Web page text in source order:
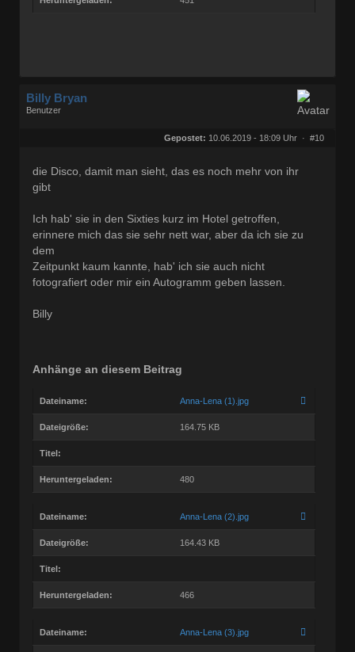
Billy Bryan
Benutzer
Gepostet: 10.06.2019 - 18:09 Uhr · #10
die Disco, damit man sieht, das es noch mehr von ihr
gibt
Ich hab' sie in den Sixties kurz im Hotel getroffen,
erinnere mich das sie sehr nett war, aber da ich sie zu
dem
Zeitpunkt kaum kannte, hab' ich sie auch nicht
fotografiert oder mir ein Autogramm geben lassen.
Billy
Anhänge an diesem Beitrag
Dateiname: Anna-Lena (1).jpg
Dateigröße: 164.75 KB
Titel:
Heruntergeladen: 480
Dateiname: Anna-Lena (2).jpg
Dateigröße: 164.43 KB
Titel:
Heruntergeladen: 466
Dateiname: Anna-Lena (3).jpg